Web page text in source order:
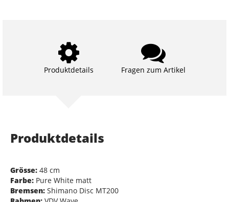
Produktdetails Fragen zum Artikel
Produktdetails
Grösse: 48 cm
Farbe: Pure White matt
Bremsen: Shimano Disc MT200